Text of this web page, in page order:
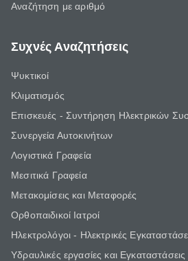
Αναζήτηση με αριθμό
Συχνές Αναζητήσεις
Ψυκτικοί
Κλιματισμός
Επισκευές - Συντήρηση Ηλεκτρικών
Συνεργεία Αυτοκινήτων
Λογιστικά Γραφεία
Μεσιτικά Γραφεία
Μετακομίσεις και Μεταφορές
Ορθοπαιδικοί Ιατροί
Ηλεκτρολόγοι - Ηλεκτρικές
Υδραυλικές εργασίες και Εγκαταστάσεις